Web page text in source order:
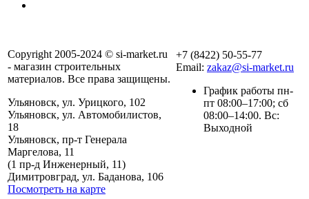
Copyright 2005-2024 © si-market.ru
- магазин строительных
материалов. Все права защищены.
Ульяновск, ул. Урицкого, 102
Ульяновск, ул. Автомобилистов,
18
Ульяновск, пр-т Генерала
Маргелова, 11
(1 пр-д Инженерный, 11)
Димитровград, ул. Баданова, 106
Посмотреть на карте
+7 (8422) 50-55-77
Email: zakaz@si-market.ru
График работы пн-
пт 08:00–17:00; сб
08:00–14:00. Вс:
Выходной